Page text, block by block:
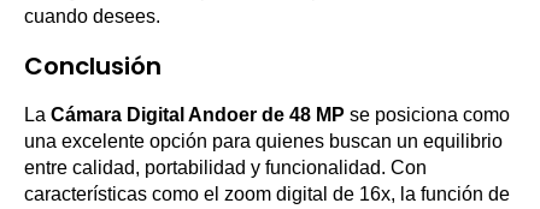
cuando desees.
Conclusión
La Cámara Digital Andoer de 48 MP se posiciona como
una excelente opción para quienes buscan un equilibrio
entre calidad, portabilidad y funcionalidad. Con
características como el zoom digital de 16x, la función de